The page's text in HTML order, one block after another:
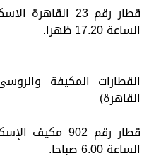
قطار رقم 23
الساعة 17.20 ظهرا.
القطارات المكيفة
القاهرة)
قطار رقم 902
الساعة 6.00 صباحا.